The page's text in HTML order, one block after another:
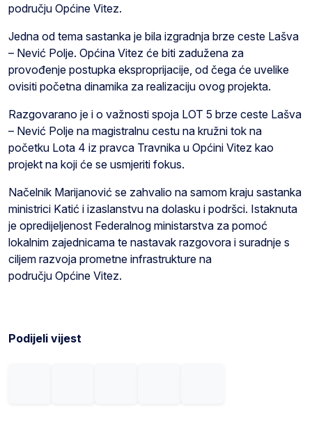
području Općine Vitez.
Jedna od tema sastanka je bila izgradnja brze ceste Lašva
– Nević Polje. Općina Vitez će biti zadužena za
provođenje postupka eksproprijacije, od čega će uvelike
ovisiti početna dinamika za realizaciju ovog projekta.
Razgovarano je i o važnosti spoja LOT 5 brze ceste Lašva
– Nević Polje na magistralnu cestu na kružni tok na
početku Lota 4 iz pravca Travnika u Općini Vitez kao
projekt na koji će se usmjeriti fokus.
Načelnik Marijanović se zahvalio na samom kraju sastanka
ministrici Katić i izaslanstvu na dolasku i podršci. Istaknuta
je opredijeljenost Federalnog ministarstva za pomoć
lokalnim zajednicama te nastavak razgovora i suradnje s
ciljem razvoja prometne infrastrukture na
području Općine Vitez.
Podijeli vijest